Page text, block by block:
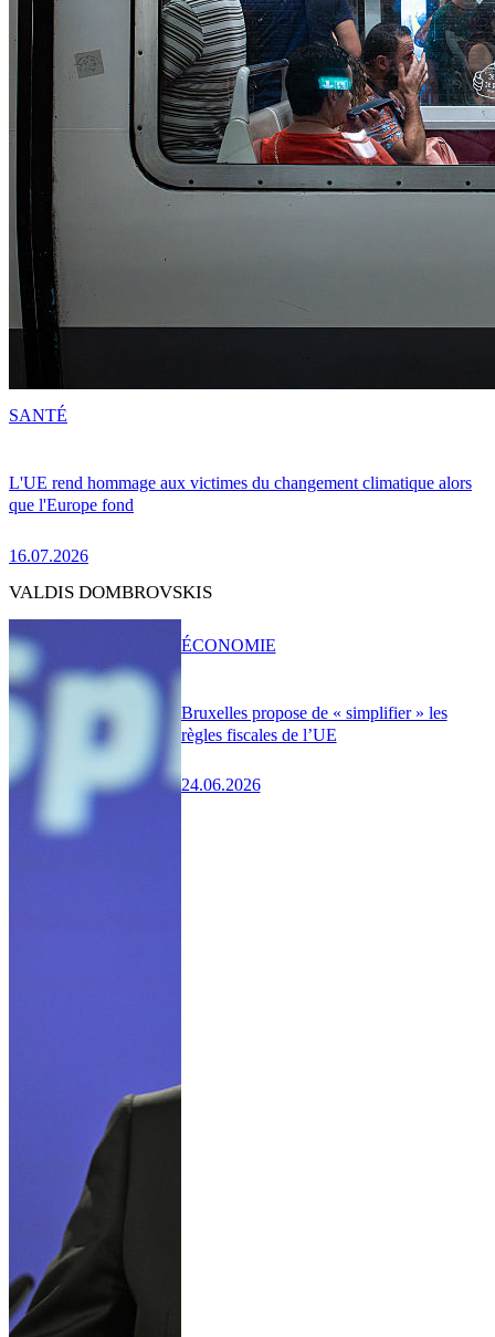
L'UE rend hommage aux victimes du changement climatique alors
que l'Europe fond
16.07.2026
SANTÉ
VALDIS DOMBROVSKIS
Bruxelles propose de « simplifier » les
règles fiscales de l’UE
24.06.2026
ÉCONOMIE